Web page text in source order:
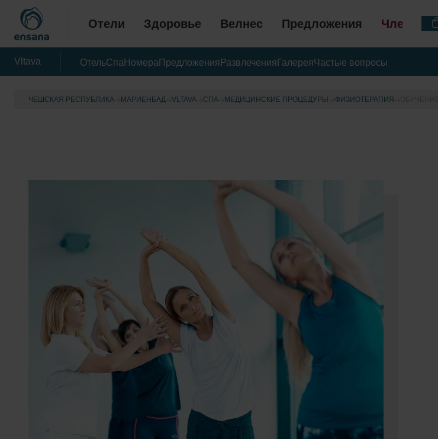
Отели Здоровье Велнес Предложения Членство
Vltava ОтельСпа Номера Предложения Развлечения ГалереяЧастые вопросы
ЧЕШСКАЯ РЕСПУБЛИКА МАРИЕНБАД VLTAVA CПА МЕДИЦИНСКИЕ ПРОЦЕДУРЫ ФИЗИОТЕРАПИЯ